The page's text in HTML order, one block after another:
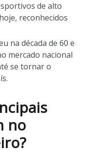
de alto
reconhecidos
na década de 60 e
mercado nacional
se tornar o
no